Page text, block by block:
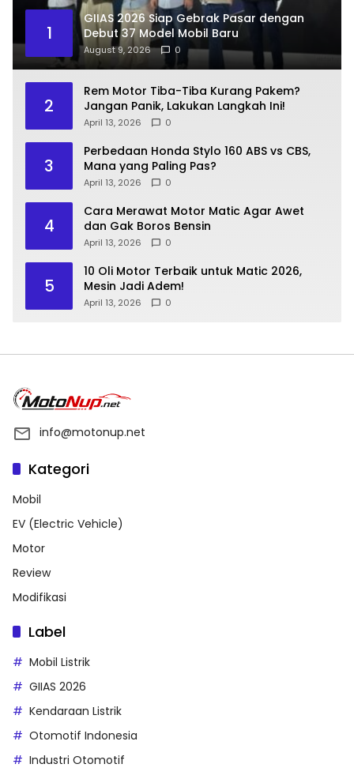
1
GIIAS 2026 Siap Gebrak Pasar dengan
Debut 37 Model Mobil Baru
August 9, 2026 0
2
Rem Motor Tiba-Tiba Kurang Pakem?
Jangan Panik, Lakukan Langkah Ini!
April 13, 2026 0
3
Perbedaan Honda Stylo 160 ABS vs CBS,
Mana yang Paling Pas?
April 13, 2026 0
4
Cara Merawat Motor Matic Agar Awet
dan Gak Boros Bensin
April 13, 2026 0
5
10 Oli Motor Terbaik untuk Matic 2026,
Mesin Jadi Adem!
April 13, 2026 0
info@motonup.net
Kategori
Mobil
EV (Electric Vehicle)
Motor
Review
Modifikasi
Label
Mobil Listrik
GIIAS 2026
Kendaraan Listrik
Otomotif Indonesia
Industri Otomotif